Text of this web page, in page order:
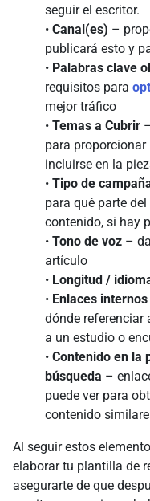
seguir el escritor.
• Canal(es) –
publicará esto y
• Palabras clave
requisitos para
mejor tráfico
• Temas a Cubrir
para
incluirse en la
• Tipo de
para qué parte
contenido, si hay
• Tono de voz –
artículo
• Longitud /
• Enlaces
dónde referenciar
a un estudio o
• Contenido en la
búsqueda –
puede ver para
contenido
Al seguir estos
elaborar tu plantilla de
asegurarte de que